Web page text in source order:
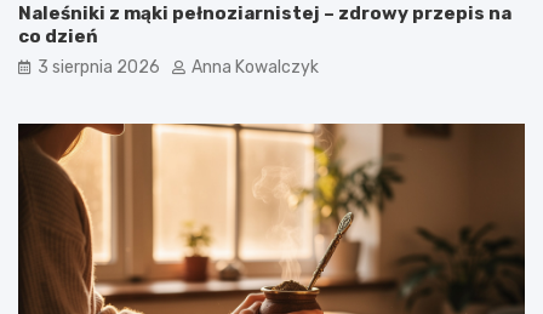
Naleśniki z mąki pełnoziarnistej – zdrowy przepis na
co dzień
3 sierpnia 2026 Anna Kowalczyk